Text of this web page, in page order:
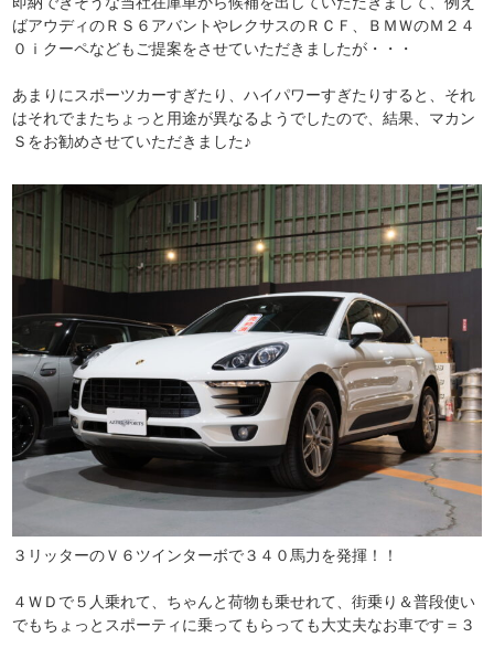
ばアウディのＲＳ６アバントやレクサスのＲＣＦ、ＢＭＷのＭ２４
０ｉクーペなどもご提案をさせていただきましたが・・・
あまりにスポーツカーすぎたり、ハイパワーすぎたりすると、それ
はそれでまたちょっと用途が異なるようでしたので、結果、マカン
Ｓをお勧めさせていただきました♪
３リッターのＶ６ツインターボで３４０馬力を発揮！！
４ＷＤで５人乗れて、ちゃんと荷物も乗せれて、街乗り＆普段使い
でもちょっとスポーティに乗ってもらっても大丈夫なお車です＝３